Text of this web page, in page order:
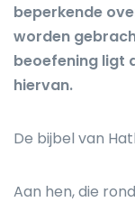
beperkende
worden
beoefening ligt
hiervan.
De bijbel van
Aan hen, die